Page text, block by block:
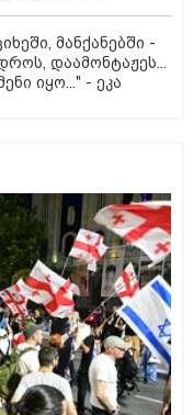
მანქანებში -
დაამონტაჟეს...
იყო..." - ეკა